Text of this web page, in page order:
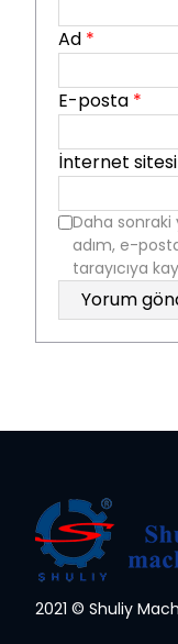
Ad *
E-posta *
İnternet sitesi
Daha sonraki
adım, e-
tarayıcıya
2021 © Shuliy